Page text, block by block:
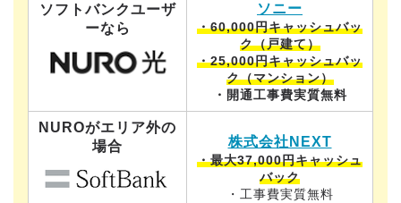
ソフトバンクユーザ
ーなら
ソニー
・60,000円キャッシュバッ
ク（戸建て）
・25,000円キャッシュバッ
ク（マンション）
・開通工事費実質無料
NUROがエリア外の
場合
株式会社NEXT
・最大37,000円キャッシュ
バック
・工事費実質無料